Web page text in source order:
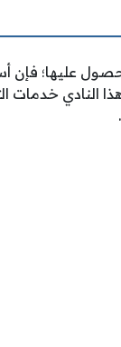
عليها؛
النادي خدمات